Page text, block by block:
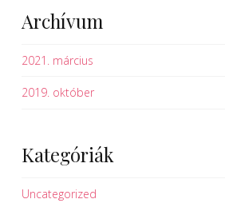
Archívum
2021. március
2019. október
Kategóriák
Uncategorized